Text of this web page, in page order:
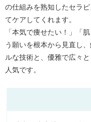
の仕組みを熟知したセラ
てケアしてくれます。
「本気で痩せたい！」「
う願いを根本から見直し
ルな技術と、優雅で広々
人気です。